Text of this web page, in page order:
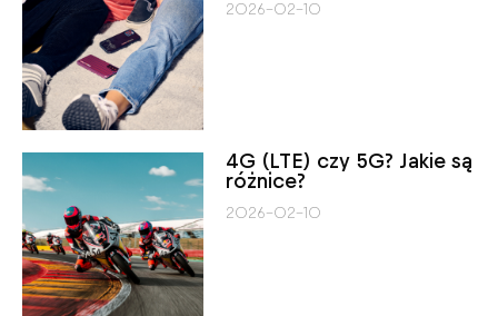
2026-02-10
4G (LTE) czy 5G? Jakie są
różnice?
2026-02-10